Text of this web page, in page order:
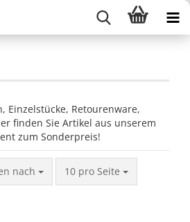
Einzelstücke, Retourenware,
finden Sie Artikel aus unserem
zum Sonderpreis!
nach
nach 10 pro Seite
pro Seite